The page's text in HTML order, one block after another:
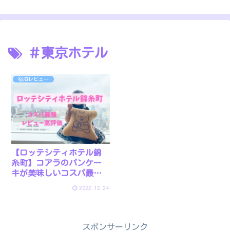
＃東京ホテル
宿泊レビュー
【ロッテシティホテル錦
糸町】コアラのパンケー
キが美味しいコスパ最強
2022.12.24
スポンサーリンク